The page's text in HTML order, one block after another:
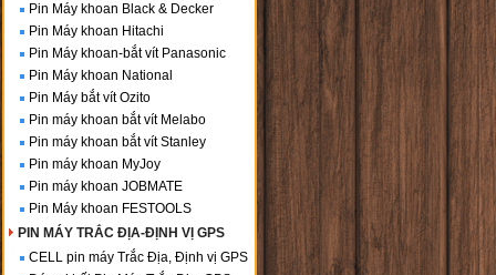
Pin Máy khoan Black & Decker
Pin Máy khoan Hitachi
Pin Máy khoan-bắt vít Panasonic
Pin Máy khoan National
Pin Máy bắt vít Ozito
Pin máy khoan bắt vít Melabo
Pin máy khoan bắt vít Stanley
Pin máy khoan MyJoy
Pin máy khoan JOBMATE
Pin Máy khoan FESTOOLS
PIN MÁY TRẮC ĐỊA-ĐỊNH VỊ GPS
CELL pin máy Trắc Địa, Định vị GPS